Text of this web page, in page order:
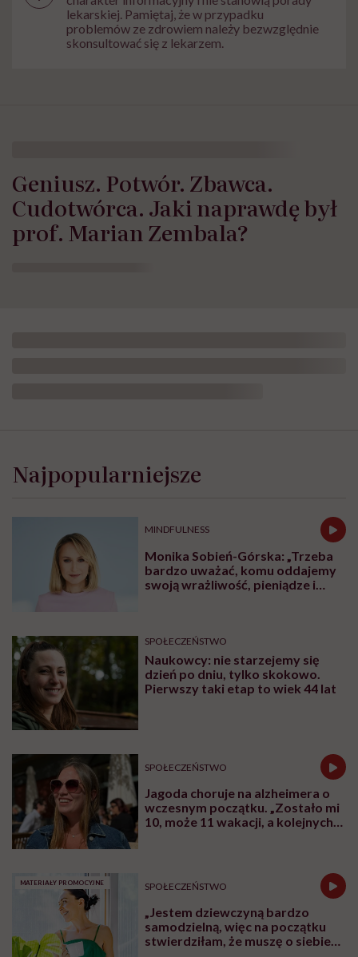
lekarskiej. Pamiętaj, że w przypadku
problemów ze zdrowiem należy bezwzględnie
skonsultować się z lekarzem.
Geniusz. Potwór. Zbawca.
Cudotwórca. Jaki naprawdę był
prof. Marian Zembala?
Najpopularniejsze
MINDFULNESS
Monika Sobień-Górska: „Trzeba
bardzo uważać, komu oddajemy
swoją wrażliwość, pieniądze i
SPOŁECZEŃSTWO
Naukowcy: nie starzejemy się
dzień po dniu, tylko skokowo.
Pierwszy taki etap to wiek 44 lat
SPOŁECZEŃSTWO
Jagoda choruje na alzheimera o
wczesnym początku. „Zostało mi
10, może 11 wakacji, a kolejnych
MATERIAŁY PROMOCYJNE SPOŁECZEŃSTWO
„Jestem dziewczyną bardzo
samodzielną, więc na początku
stwierdziłam, że muszę o siebie